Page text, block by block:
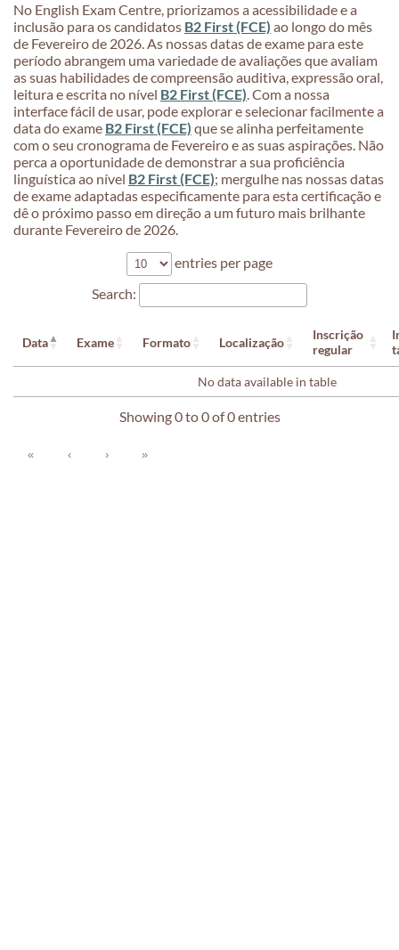
No English Exam Centre, priorizamos a acessibilidade e a
inclusão para os candidatos B2 First (FCE) ao longo do mês
de Fevereiro de 2026. As nossas datas de exame para este
período abrangem uma variedade de avaliações que avaliam
as suas habilidades de compreensão auditiva, expressão oral,
leitura e escrita no nível B2 First (FCE). Com a nossa
interface fácil de usar, pode explorar e selecionar facilmente a
data do exame B2 First (FCE) que se alinha perfeitamente
com o seu cronograma de Fevereiro e as suas aspirações. Não
perca a oportunidade de demonstrar a sua proficiência
linguística ao nível B2 First (FCE); mergulhe nas nossas datas
de exame adaptadas especificamente para esta certificação e
dê o próximo passo em direção a um futuro mais brilhante
durante Fevereiro de 2026.
entries per page
Search:
Data Exame Formato Localização
Inscrição
regular
No data available in table
Showing 0 to 0 of 0 entries
« ‹ › »